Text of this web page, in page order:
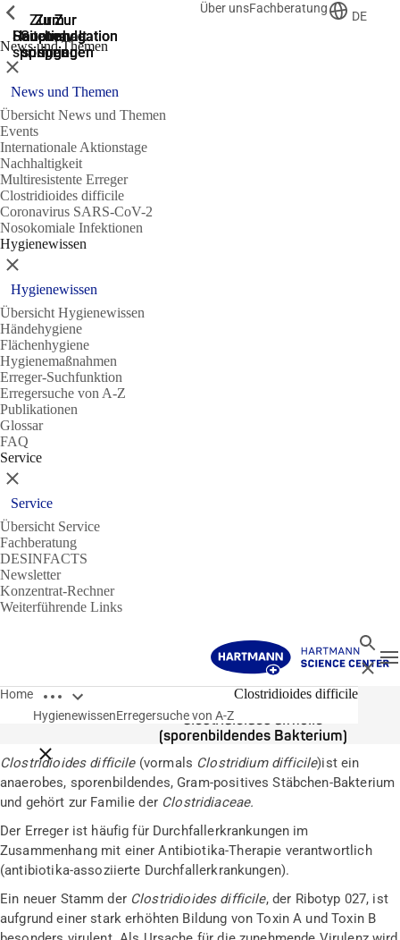
Zur
Suche
springen
Zur
Hauptnavigation
springen
Zur
Hauptnavigation
springen
Zum
Hauptinhalt
springen
Zum
Seitenende
springen
Über unsFachberatung
DE
News und Themen
Zeige vorherige
Schließen
News und Themen
Übersicht News und Themen
Events
Internationale Aktionstage
Nachhaltigkeit
Multiresistente Erreger
Clostridioides difficile
Coronavirus SARS-CoV-2
Nosokomiale Infektionen
Hygienewissen
Zeige vorherige
Schließen
Hygienewissen
Übersicht Hygienewissen
Händehygiene
Flächenhygiene
Hygienemaßnahmen
Erreger-Suchfunktion
Erregersuche von A-Z
Publikationen
Glossar
FAQ
Service
Zeige vorherige
Schließen
Service
Übersicht Service
Fachberatung
DESINFACTS
Newsletter
Konzentrat-Rechner
Weiterführende Links
Suche
Home Breadcrumbs öffnen
Breadcrumbs schließen
HygienewissenErregersuche von A-Z
Clostridioides difficile
Erreger
Clostridioides difficile
(sporenbildendes Bakterium)
Clostridioides difficile (vormals Clostridium difficile)ist ein
anaerobes, sporenbildendes, Gram-positives Stäbchen-Bakterium
und gehört zur Familie derClostridiaceae.
Der Erreger ist häufig für Durchfallerkrankungen im
Zusammenhang mit einer Antibiotika-Therapie verantwortlich
(antibiotika-assoziierte Durchfallerkrankungen).
Ein neuer Stamm der Clostridioides difficile, der Ribotyp 027, ist
aufgrund einer stark erhöhten Bildung von Toxin A und Toxin B